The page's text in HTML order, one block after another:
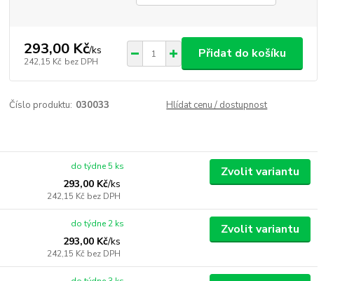
293,00 Kč/ks
242,15 Kč bez DPH
Přidat do košíku
Číslo produktu: 030033 Hlídat cenu / dostupnost
293,00 Kč/ks
242,15 Kč bez DPH
do týdne 5 ks Zvolit variantu
293,00 Kč/ks
242,15 Kč bez DPH
do týdne 2 ks Zvolit variantu